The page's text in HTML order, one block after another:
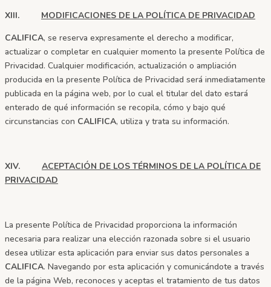
XIII. MODIFICACIONES DE LA POLÍTICA DE PRIVACIDAD
CALIFICA, se reserva expresamente el derecho a modificar,
actualizar o completar en cualquier momento la presente Política de
Privacidad. Cualquier modificación, actualización o ampliación
producida en la presente Política de Privacidad será inmediatamente
publicada en la página web, por lo cual el titular del dato estará
enterado de qué información se recopila, cómo y bajo qué
circunstancias con CALIFICA, utiliza y trata su información.
XIV. ACEPTACIÓN DE LOS TÉRMINOS DE LA POLÍTICA DE
PRIVACIDAD
La presente Política de Privacidad proporciona la información
necesaria para realizar una elección razonada sobre si el usuario
desea utilizar esta aplicación para enviar sus datos personales a
CALIFICA. Navegando por esta aplicación y comunicándote a través
de la página Web, reconoces y aceptas el tratamiento de tus datos